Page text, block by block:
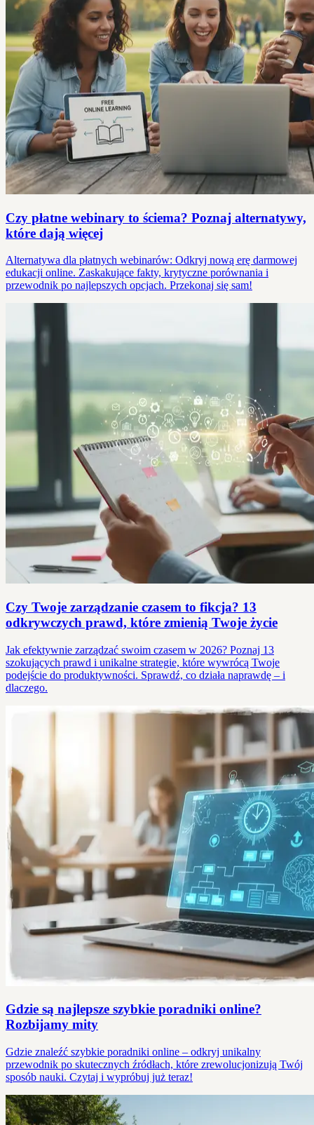
Czy płatne webinary to ściema? Poznaj alternatywy,
które dają więcej
Alternatywa dla płatnych webinarów: Odkryj nową erę darmowej
edukacji online. Zaskakujące fakty, krytyczne porównania i
przewodnik po najlepszych opcjach. Przekonaj się sam!
Czy Twoje zarządzanie czasem to fikcja? 13
odkrywczych prawd, które zmienią Twoje życie
Jak efektywnie zarządzać swoim czasem w 2026? Poznaj 13
szokujących prawd i unikalne strategie, które wywrócą Twoje
podejście do produktywności. Sprawdź, co działa naprawdę – i
dlaczego.
Gdzie są najlepsze szybkie poradniki online?
Rozbijamy mity
Gdzie znaleźć szybkie poradniki online – odkryj unikalny
przewodnik po skutecznych źródłach, które zrewolucjonizują Twój
sposób nauki. Czytaj i wypróbuj już teraz!